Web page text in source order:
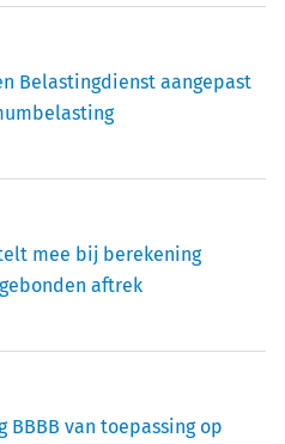
Belastingdienst aangepast
mee bij berekening
aftrek
van toepassing op